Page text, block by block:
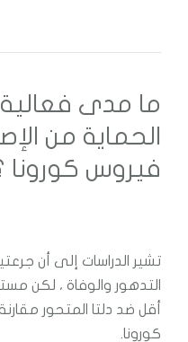
ما مدى فعالية
الحماية من
فيروس كورونا ؟
تشير الدراسات إلى أن جرعتين
التدهور والوفاة ، لكن
أقل ضد دلتا المتحور مقارنة
كورونا.